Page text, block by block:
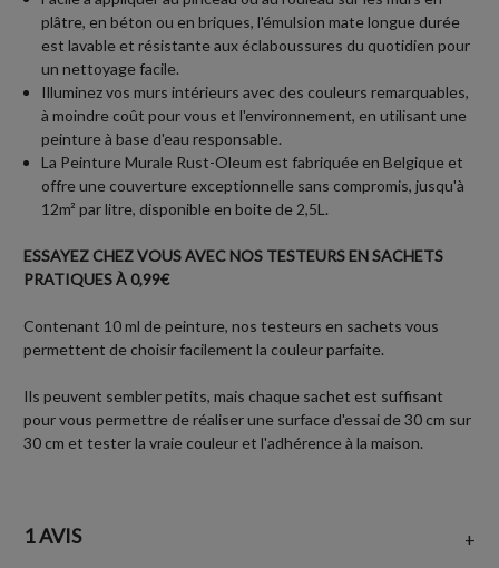
plâtre, en béton ou en briques, l'émulsion mate longue durée
est lavable et résistante aux éclaboussures du quotidien pour
un nettoyage facile.
Illuminez vos murs intérieurs avec des couleurs remarquables,
à moindre coût pour vous et l'environnement, en utilisant une
peinture à base d'eau responsable.
La Peinture Murale Rust-Oleum est fabriquée en Belgique et
offre une couverture exceptionnelle sans compromis, jusqu'à
12m² par litre, disponible en boite de 2,5L.
ESSAYEZ CHEZ VOUS AVEC NOS TESTEURS EN SACHETS
PRATIQUES À 0,99€
Contenant 10 ml de peinture, nos testeurs en sachets vous
permettent de choisir facilement la couleur parfaite.
Ils peuvent sembler petits, mais chaque sachet est suffisant
pour vous permettre de réaliser une surface d'essai de 30 cm sur
30 cm et tester la vraie couleur et l'adhérence à la maison.
1 AVIS +